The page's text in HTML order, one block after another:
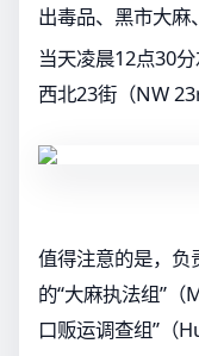
出毒品、黑市大
当天凌晨12点30
西北23街（NW
值得注意的是，
的“大麻执法组”
口贩运调查组”（